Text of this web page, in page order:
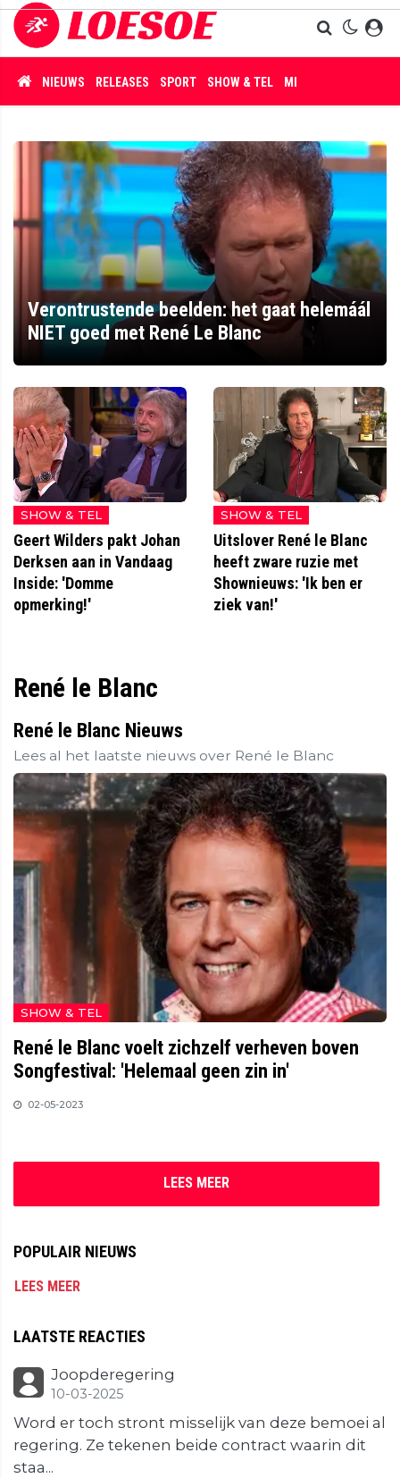
NIEUWS RELEASES SPORT SHOW & TEL MISDAAD
Verontrustende beelden: het gaat helemáál
NIET goed met René Le Blanc
SHOW & TEL
Geert Wilders pakt Johan
Derksen aan in Vandaag
Inside: 'Domme
opmerking!'
SHOW & TEL
Uitslover René le Blanc
heeft zware ruzie met
Shownieuws: 'Ik ben er
ziek van!'
René le Blanc
René le Blanc Nieuws
Lees al het laatste nieuws over René le Blanc
SHOW & TEL
René le Blanc voelt zichzelf verheven boven
Songfestival: 'Helemaal geen zin in'
02-05-2023
LEES MEER
POPULAIR NIEUWS
LEES MEER
LAATSTE REACTIES
Joopderegering
10-03-2025
Word er toch stront misselijk van deze bemoei al
regering. Ze tekenen beide contract waarin dit
staa...